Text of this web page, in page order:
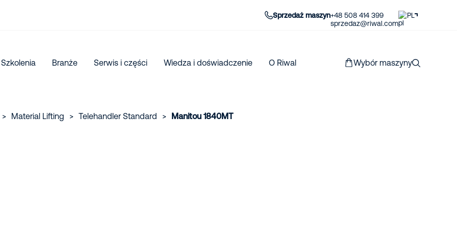
Sprzedaż maszyn+48 508 414 399
sprzedaz@riwal.com
PL
Szkolenia Branże Serwis i części Wiedza i doświadczenie O Riwal Wybór maszyny
> Material Lifting > Telehandler Standard > Manitou 1840MT